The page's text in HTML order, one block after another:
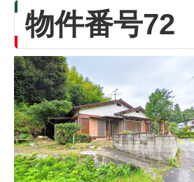
物件番号72